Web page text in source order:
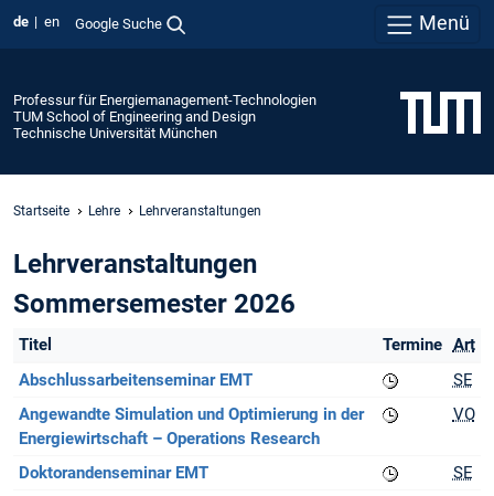
de en Google Suche Menü
Professur für Energiemanagement-Technologien
TUM School of Engineering and Design
Technische Universität München
Startseite Lehre Lehrveranstaltungen
Lehrveranstaltungen
Sommersemester 2026
Titel Termine Art
Abschlussarbeitenseminar EMT
SE
Angewandte Simulation und Optimierung in der
Energiewirtschaft – Operations Research
VO
Doktorandenseminar EMT
SE